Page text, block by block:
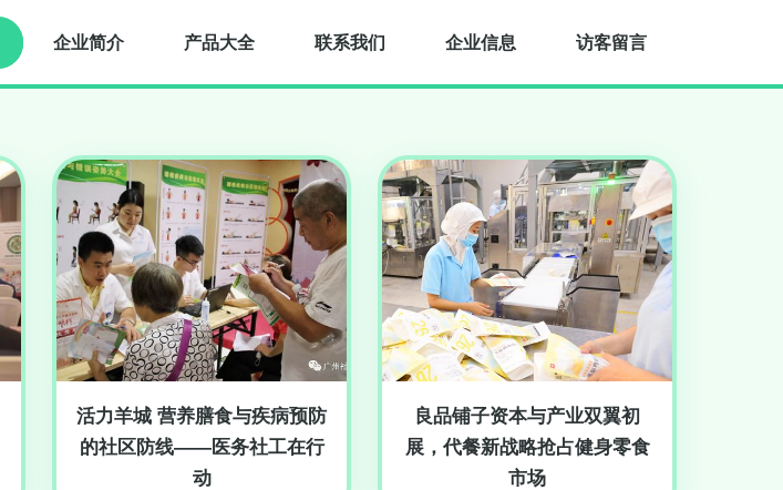
企业简介 产品大全 联系我们 企业信息 访客留言
活力羊城 营养膳食与疾病预防
的社区防线——医务社工在行
动
良品铺子资本与产业双翼初
展，代餐新战略抢占健身零食
市场